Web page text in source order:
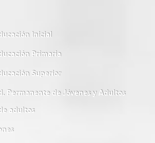
Inicial
Primaria
Superior
Permanente de Jóvenes y Adultos
adultos